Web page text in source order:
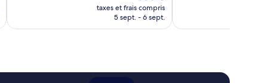
nouveau
prix
taxes et frais compris
5 sept. - 6 sept.